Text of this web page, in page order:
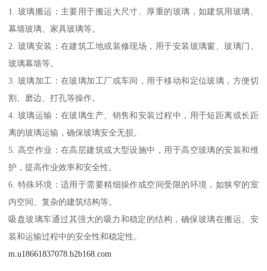
1. 玻璃搬运：主要用于搬运大尺寸、厚重的玻璃，如建筑用玻璃、
幕墙玻璃、家具玻璃等。
2. 玻璃安装：在建筑工地或装修现场，用于安装玻璃窗、玻璃门、
玻璃幕墙等。
3. 玻璃加工：在玻璃加工厂或车间，用于移动和定位玻璃，方便切
割、磨边、打孔等操作。
4. 玻璃运输：在玻璃生产、销售和安装过程中，用于短距离或长距
离的玻璃运输，确保玻璃安全无损。
5. 高空作业：在高层建筑或大型设施中，用于高空玻璃的安装和维
护，提高作业效率和安全性。
6. 特殊环境：适用于需要精细操作或空间受限的环境，如狭窄的室
内空间、复杂的建筑结构等。
吸盘玻璃车通过其强大的吸力和稳定的结构，确保玻璃在搬运、安
装和运输过程中的安全性和稳定性。
m.u18661837078.b2b168.com